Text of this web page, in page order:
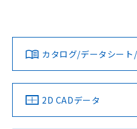
ダウンロードデータをご利用
みください。
ソフトウェアの使用条件
対応済み
中国 RoHS 注意事項・凡例
LR型式承認
（イギリス
船舶規格）
DNV型式承認
（ノルウェ
No No
カタログ/データシー
2D CADデータ